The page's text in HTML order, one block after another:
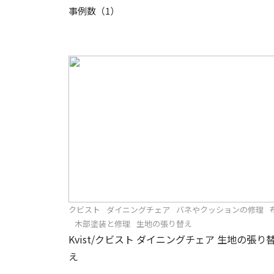
事例数（1）
クビスト ダイニングチェア バネやクッションの修理
木部塗装と修理 生地の張り替え
Kvist/クビスト ダイニングチェア 生地の張り
え